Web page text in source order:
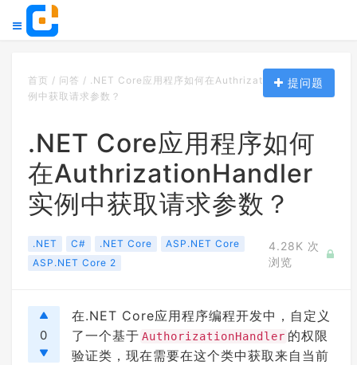
提问题
首页 / 问答 / .NET Core应用程序如何在AuthrizationHandler实
例中获取请求参数？
.NET Core应用程序如何
在AuthrizationHandler
实例中获取请求参数？
.NET C# .NET Core
ASP.NET Core
ASP.NET Core 2
4.28K 次
浏览
0
在.NET Core应用程序编程开发中，自定义
了一个基于 AuthorizationHandler 的权限
验证类，现在需要在这个类中获取来自当前